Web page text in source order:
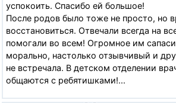
успокоить. Спасибо ей большое!
После родов было тоже не просто, но
восстановиться. Отвечали всегда на
помогали во всем! Огромное им
морально, настолько отзывчивый и
не встречала. В детском отделении
общаются с ребятишками!...